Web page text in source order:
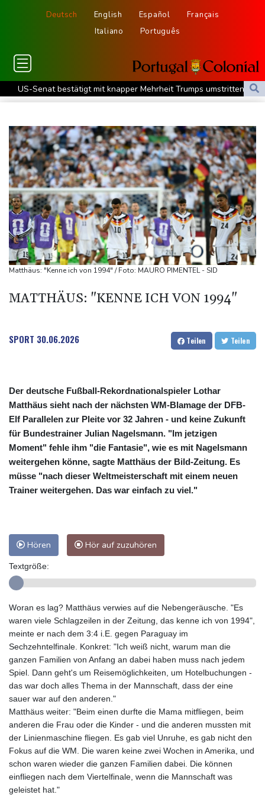
Deutsch English Español
Français
Italiano
Português
US-Senat bestätigt mit knapper Mehrheit Trumps umstrittenen
Justizminister Blanche
Bronze
Frankreich: Crémant-Lese in Burgund beginnt wegen Hitzewellen
so früh wie nie
Europas Automarkt wächst, doch der E-Auto-Boom verschärft
den Druck
Klinsmann über Horror-Verletzung: "Ich hatte Glück"
Brand in Recyclinganlage in Rotterdam
Verkehrsminister Bilger verteidigt Aussetzung von
Sonntagsfahrverbot für Lkw
Maextro S800: Chinas Luxusangriff auf Maybach und S-Klasse
Leverkusen verlängert mit Carro und Rolfes
Matthäus: "Kenne ich von 1994" / Foto: MAURO PIMENTEL - SID
MATTHÄUS: "KENNE ICH VON 1994"
SPORT 30.06.2026 Teilen Teilen
Der deutsche Fußball-Rekordnationalspieler Lothar
Matthäus sieht nach der nächsten WM-Blamage der DFB-
Elf Parallelen zur Pleite vor 32 Jahren - und keine Zukunft
für Bundestrainer Julian Nagelsmann. "Im jetzigen
Moment" fehle ihm "die Fantasie", wie es mit Nagelsmann
weitergehen könne, sagte Matthäus der Bild-Zeitung. Es
müsse "nach dieser Weltmeisterschaft mit einem neuen
Trainer weitergehen. Das war einfach zu viel."
Hören Hör auf zuzuhören
Textgröße:
Woran es lag? Matthäus verwies auf die Nebengeräusche. "Es
waren viele Schlagzeilen in der Zeitung, das kenne ich von 1994",
meinte er nach dem 3:4 i.E. gegen Paraguay im
Sechzehntelfinale. Konkret: "Ich weiß nicht, warum man die
ganzen Familien von Anfang an dabei haben muss nach jedem
Spiel. Dann geht's um Reisemöglichkeiten, um Hotelbuchungen -
das war doch alles Thema in der Mannschaft, dass der eine
sauer war auf den anderen."
Matthäus weiter: "Beim einen durfte die Mama mitfliegen, beim
anderen die Frau oder die Kinder - und die anderen mussten mit
der Linienmaschine fliegen. Es gab viel Unruhe, es gab nicht den
Fokus auf die WM. Die waren keine zwei Wochen in Amerika, und
schon waren wieder die ganzen Familien dabei. Die können
einfliegen nach dem Viertelfinale, wenn die Mannschaft was
geleistet hat."